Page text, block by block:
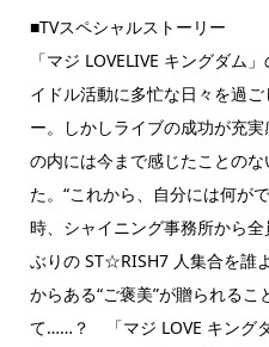
■TVスペシャルストーリー
「マジ LOVELIVE キングダム
イドル活動に多忙な日々を過
ー。しかしライブの成功が充
の内には今まで感じたことの
た。“これから、自分には何が
時、シャイニング事務所から
ぶりの ST☆RISH7 人集合を誰
からある“ご褒美”が贈られる
て……？ 「マジ LOVE キング